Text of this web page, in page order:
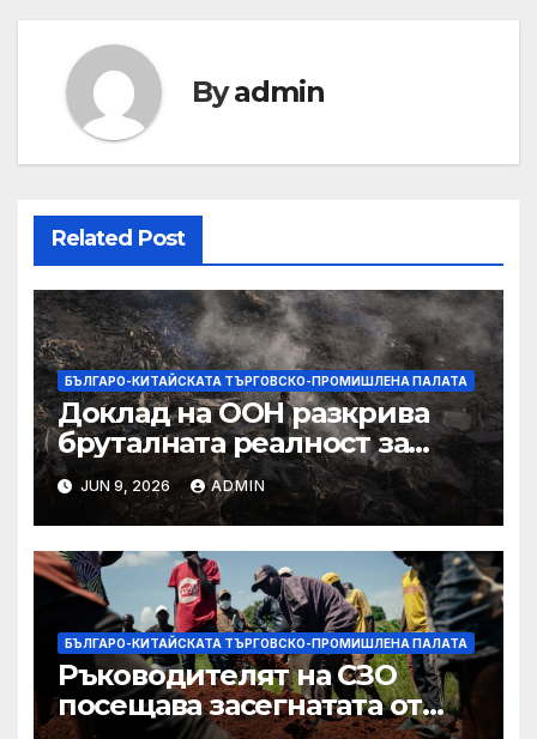
Byadmin
Related Post
БЪЛГАРО-КИТАЙСКАТА ТЪРГОВСКО-ПРОМИШЛЕНА ПАЛАТА
Доклад на ООН разкрива
бруталната реалност за
палестинците в Газа,
Западния бряг
JUN 9, 2026 ADMIN
БЪЛГАРО-КИТАЙСКАТА ТЪРГОВСКО-ПРОМИШЛЕНА ПАЛАТА
Ръководителят на СЗО
посещава засегнатата от